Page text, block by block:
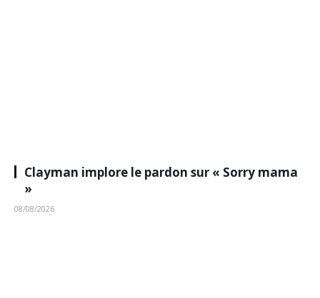
Clayman implore le pardon sur « Sorry mama
»
08/08/2026